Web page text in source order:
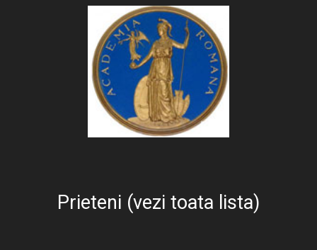
Prieteni (vezi toata lista)